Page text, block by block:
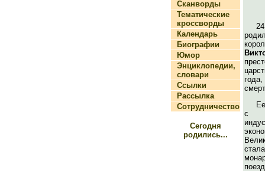
Сканворды
Тематические
кроссворды
Календарь
Биографии
Юмор
Энциклопедии,
словари
Ссылки
Рассылка
Сотрудничество
Сегодня
родились...
с